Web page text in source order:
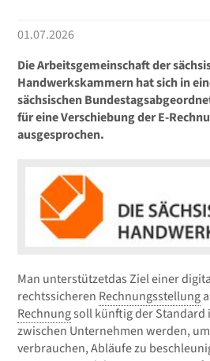
01.07.2026
Die Arbeitsgemeinschaft der
Handwerkskammern hat sich in
sächsischen
für eine Verschiebung der E-
ausgesprochen.
Man unterstützetdas Ziel einer
rechtssicheren Rechnungsstellung
Rechnungsoll künftig der Standard
zwischen Unternehmen werden,
verbrauchen, Abläufe zu